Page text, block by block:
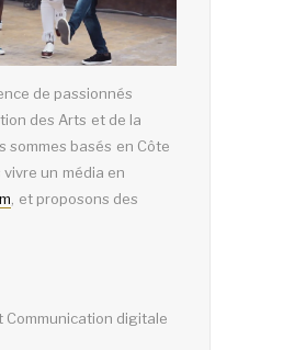
de passionnés
des Arts et de la
sommes basés en Côte
vivre un média en
, et proposons des
Communication digitale